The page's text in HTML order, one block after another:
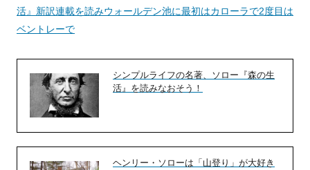
活』新訳連載を読みウォールデン池に最初はカローラで2度目は
ベントレーで
シンプルライフの名著、ソロー『森の生
活』を読みなおそう！
ヘンリー・ソローは「山登り」が大好き